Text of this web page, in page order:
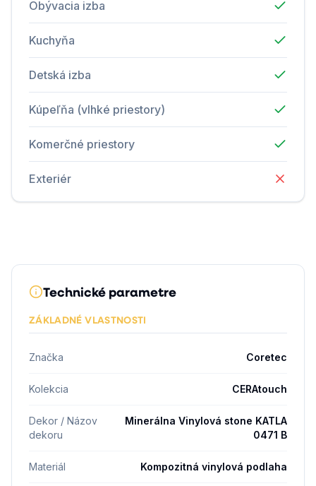
Obývacia izba
Kuchyňa
Detská izba
Kúpeľňa (vlhké priestory)
Komerčné priestory
Exteriér
Technické parametre
ZÁKLADNÉ VLASTNOSTI
Značka Coretec
Kolekcia CERAtouch
Dekor / Názov
dekoru
Minerálna Vinylová stone KATLA
0471 B
Materiál Kompozitná vinylová podlaha